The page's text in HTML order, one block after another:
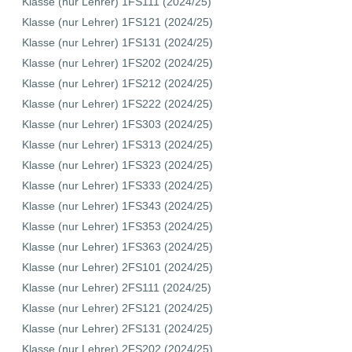
Klasse (nur Lehrer) 1FS121 (2024/25)
Klasse (nur Lehrer) 1FS131 (2024/25)
Klasse (nur Lehrer) 1FS202 (2024/25)
Klasse (nur Lehrer) 1FS212 (2024/25)
Klasse (nur Lehrer) 1FS222 (2024/25)
Klasse (nur Lehrer) 1FS303 (2024/25)
Klasse (nur Lehrer) 1FS313 (2024/25)
Klasse (nur Lehrer) 1FS323 (2024/25)
Klasse (nur Lehrer) 1FS333 (2024/25)
Klasse (nur Lehrer) 1FS343 (2024/25)
Klasse (nur Lehrer) 1FS353 (2024/25)
Klasse (nur Lehrer) 1FS363 (2024/25)
Klasse (nur Lehrer) 2FS101 (2024/25)
Klasse (nur Lehrer) 2FS111 (2024/25)
Klasse (nur Lehrer) 2FS121 (2024/25)
Klasse (nur Lehrer) 2FS131 (2024/25)
Klasse (nur Lehrer) 2FS202 (2024/25)